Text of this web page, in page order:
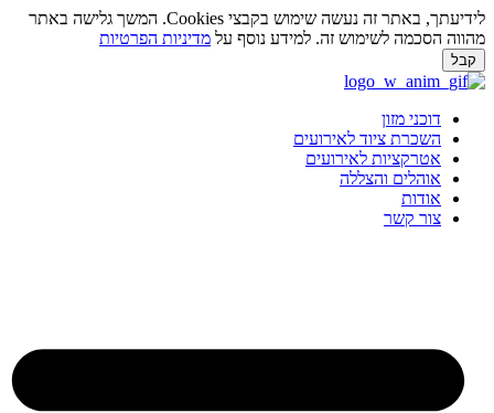
לידיעתך, באתר זה נעשה שימוש בקבצי Cookies. המשך גלישה באתר
הסכמה לשימוש זה. למידע נוסף עלמדיניות הפרטיות
קבל
דוכני מזון
השכרת ציוד לאירועים
אטרקציות לאירועים
אוהלים והצללה
אודות
צור קשר